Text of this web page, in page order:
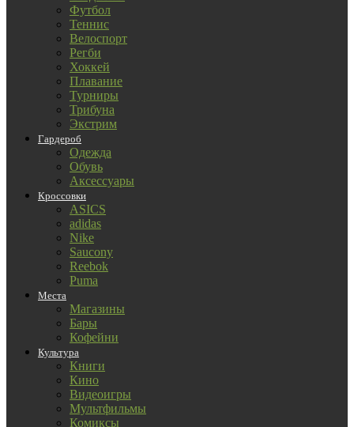
Футбол
Теннис
Велоспорт
Регби
Хоккей
Плавание
Турниры
Трибуна
Экстрим
Гардероб
Одежда
Обувь
Аксессуары
Кроссовки
ASICS
adidas
Nike
Saucony
Reebok
Puma
Места
Магазины
Бары
Кофейни
Культура
Книги
Кино
Видеоигры
Мультфильмы
Комиксы